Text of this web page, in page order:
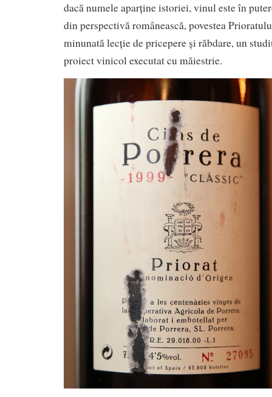
dacă numele aparține istoriei, vinul este în
din perspectivă românească, povestea
minunată lecție de pricepere și răbdare, un
proiect vinicol executat cu măiestrie.